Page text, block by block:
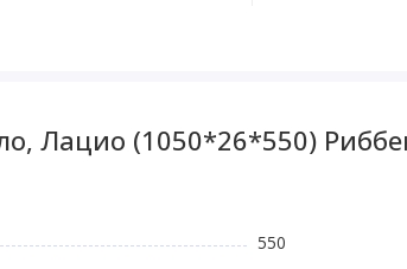
Лацио (1050*26*550)
550